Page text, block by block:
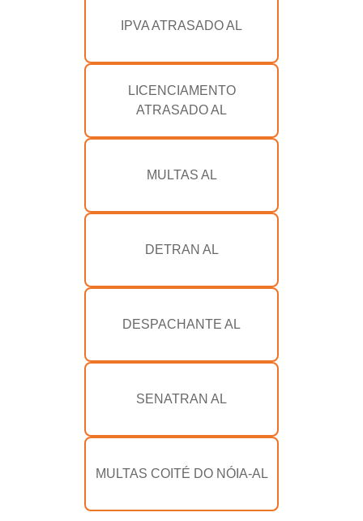
IPVA ATRASADO AL
LICENCIAMENTO
ATRASADO AL
MULTAS AL
DETRAN AL
DESPACHANTE AL
SENATRAN AL
MULTAS COITÉ DO NÓIA-AL